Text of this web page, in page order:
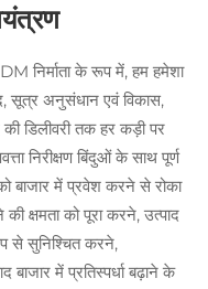
निर्माता के रूप में, हम हमेशा
सूत्र अनुसंधान एवं विकास,
डिलीवरी तक हर कड़ी पर
निरीक्षण बिंदुओं के साथ पूर्ण
को बाजार में प्रवेश करने से रोका
क्षमता को पूरा करने, उत्पाद
से सुनिश्चित करने,
बाजार में प्रतिस्पर्धा बढ़ाने के